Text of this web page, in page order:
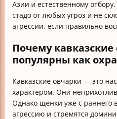
Азии и естественному
стадо от любых угроз и не
агрессии, если правильно
Почему
популярны как
Кавказские овчарки — это
характером. Они
Однако щенки уже с раннего
агрессию и стремятся